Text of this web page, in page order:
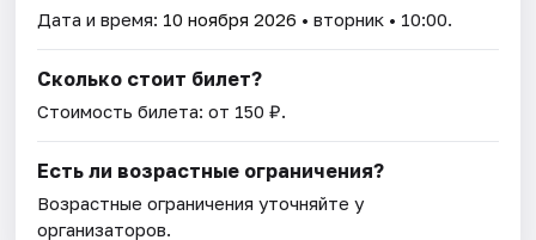
Дата и время: 10 ноября 2026 • вторник • 10:00.
Сколько стоит билет?
Стоимость билета: от 150 ₽.
Есть ли возрастные ограничения?
Возрастные ограничения уточняйте у
организаторов.